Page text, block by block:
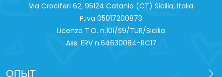
Via Crociferi 62, 95124 Catania (CT) Sicilia, Italia
P.iva 0‍5017200873
Licenza T.O. n.101/S9/TUR/Sicilia
Ass. ERV n.64630084-RC17
ОПЫТ